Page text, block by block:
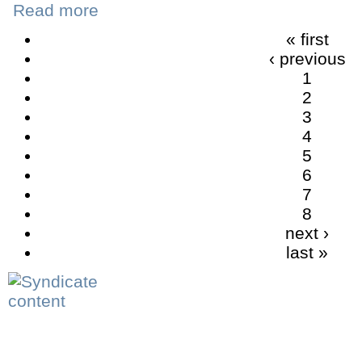
Read more
« first
‹ previous
1
2
3
4
5
6
7
8
next ›
last »